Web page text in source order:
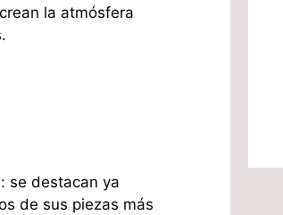
la atmósfera
se destacan ya
de sus piezas más